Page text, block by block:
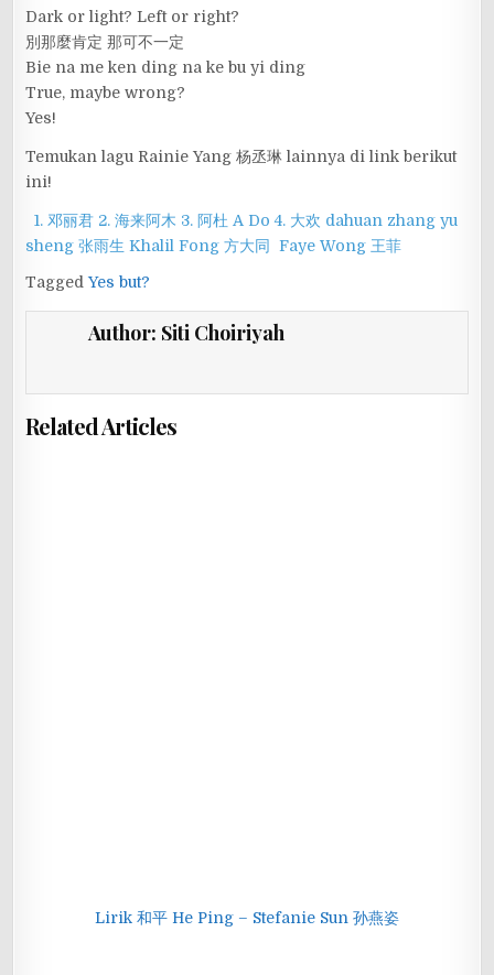
Dark or light? Left or right?
別那麼肯定 那可不一定
Bie na me ken ding na ke bu yi ding
True, maybe wrong?
Yes!
Temukan lagu Rainie Yang 杨丞琳 lainnya di link berikut
ini!
1. 邓丽君 2. 海来阿木 3. 阿杜 A Do 4. 大欢 dahuan zhang yu
sheng 张雨生 Khalil Fong 方大同 Faye Wong 王菲
TaggedYes but?
Author: Siti Choiriyah
Related Articles
Lirik 和平 He Ping – Stefanie Sun 孙燕姿